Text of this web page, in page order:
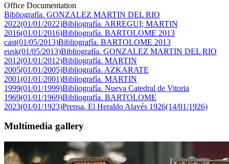
Office Documentation
Bibliografía. GONZALEZ MARTIN DEL RIO
2022(01/01/2022)Bibliografía. ARREGUI; MARTIN
2016(01/01/2016)Bibliografía. BARTOLOME 2013
cast(01/05/2013)Bibliografía. BARTOLOME 2013
eusk(01/05/2013)Bibliografía. GONZALEZ MARTIN DEL RIO
2012(01/01/2012)Bibliografía. MARTIN
2005(01/01/2005)Bibliografía. AZKARATE
2001(01/01/2001)Bibliografía. MARTIN
1999(01/01/1999)Bibliografía. Nueva Catedral de Vitoria
1969(01/01/1969)Bibliografía. BARTOLOME
2023(01/01/1923)Prensa. El Heraldo Alavés 1926(14/01/1926)
Multimedia gallery